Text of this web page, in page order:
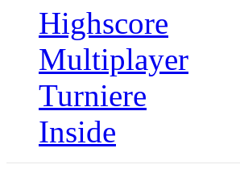
Highscore
Multiplayer
Turniere
Inside